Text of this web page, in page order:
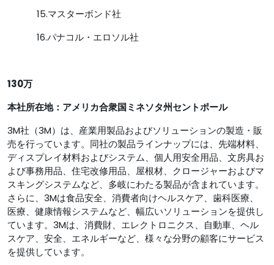
15.マスターボンド社
16.パナコル・エロソル社
130万
本社所在地：アメリカ合衆国ミネソタ州セントポール
3M社（3M）は、産業用製品およびソリューションの製造・販
売を行っています。同社の製品ラインナップには、先端材料、
ディスプレイ材料およびシステム、個人用安全用品、文房具お
よび事務用品、住宅改修用品、屋根材、クロージャーおよびマ
スキングシステムなど、多岐にわたる製品が含まれています。
さらに、3Mは食品安全、消費者向けヘルスケア、歯科医療、
医療、健康情報システムなど、幅広いソリューションを提供し
ています。3Mは、消費財、エレクトロニクス、自動車、ヘル
スケア、安全、エネルギーなど、様々な分野の顧客にサービス
を提供しています。